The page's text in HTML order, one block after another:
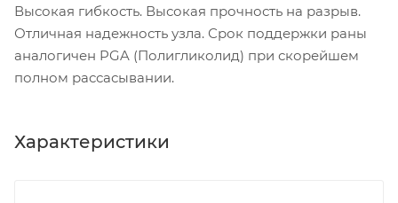
Высокая гибкость. Высокая прочность на разрыв.
Отличная надежность узла. Срок поддержки раны
аналогичен PGA (Полигликолид) при скорейшем
полном рассасывании.
Характеристики